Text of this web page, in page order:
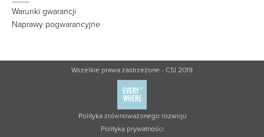
Warunki gwarancji
Naprawy pogwarancyjne
Wszelkie prawa zastrzeżone - CSI 2019
Polityka zrównoważonego rozwoju
Polityka prywatności